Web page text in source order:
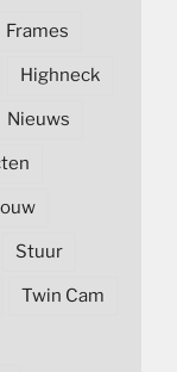
Frames
Highneck
Nieuws
Stuur
Twin Cam